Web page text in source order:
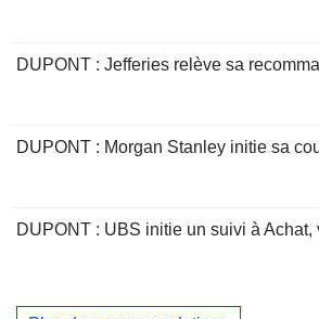
DUPONT : Jefferies relève sa
DUPONT : Morgan Stanley initie sa
DUPONT : UBS initie un suivi à Achat,